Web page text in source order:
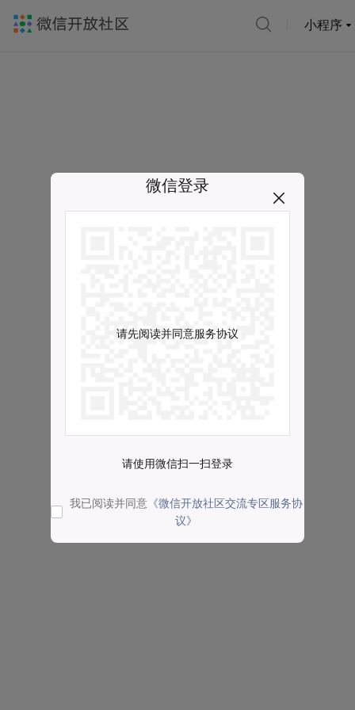
小程序
微信登录
请先阅读并同意服务协议
请使用微信扫一扫登录
我已阅读并同意 《微信开放社区交流专区服务协
议》